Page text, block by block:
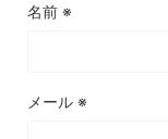
名前 ※
メール ※